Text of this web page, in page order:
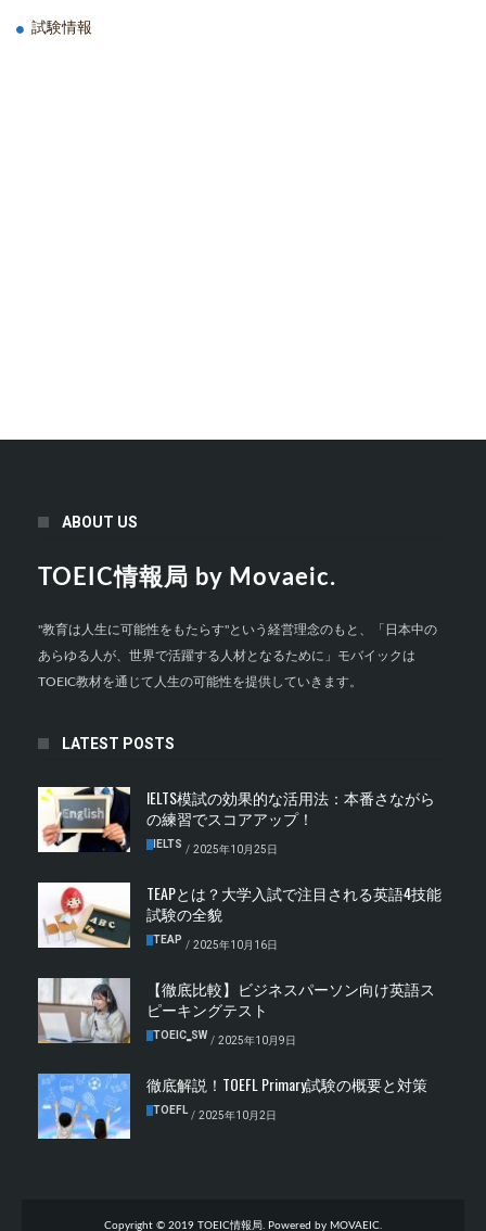
試験情報
ABOUT US
TOEIC情報局 by Movaeic.
"教育は人生に可能性をもたらす"という経営理念のもと、「日本中の
あらゆる人が、世界で活躍する人材となるために」モバイックは
TOEIC教材を通じて人生の可能性を提供していきます。
LATEST POSTS
IELTS模試の効果的な活用法：本番さながら
の練習でスコアアップ！
IELTS / 2025年10月25日
TEAPとは？大学入試で注目される英語4技能
試験の全貌
TEAP / 2025年10月16日
【徹底比較】ビジネスパーソン向け英語ス
ピーキングテスト
TOEIC‗SW / 2025年10月9日
徹底解説！TOEFL Primary試験の概要と対策
TOEFL / 2025年10月2日
Copyright © 2019 TOEIC情報局. Powered by MOVAEIC.